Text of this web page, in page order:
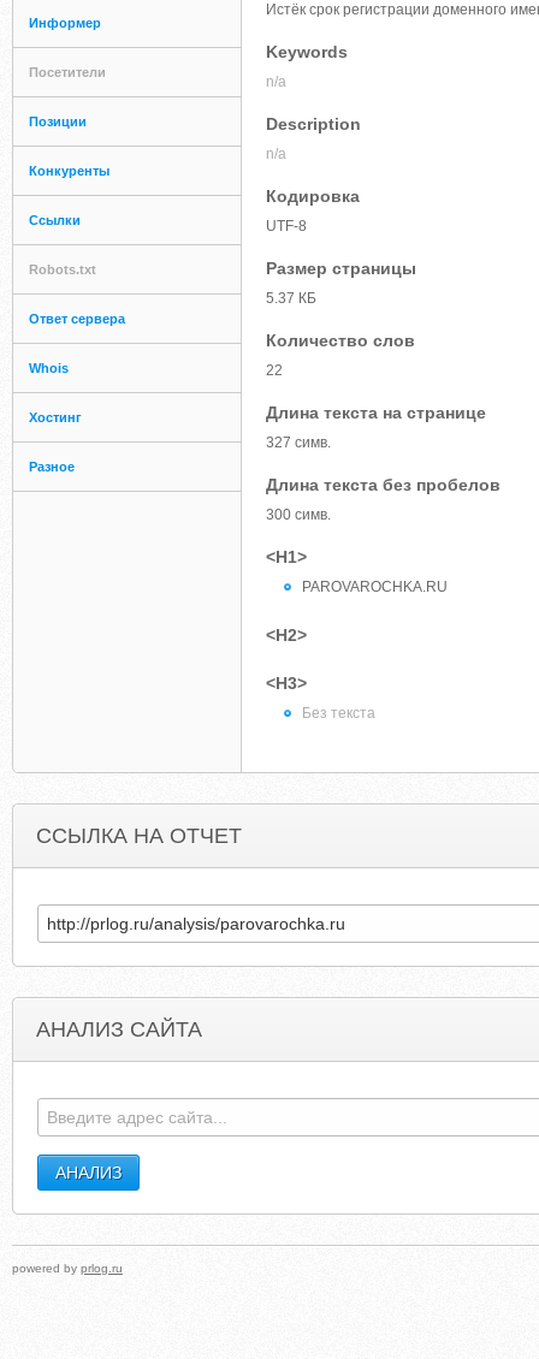
Информер
Посетители
Позиции
Конкуренты
Ссылки
Robots.txt
Ответ сервера
Whois
Хостинг
Разное
Истёк срок регистрации доменного
Keywords
n/a
Description
n/a
Кодировка
UTF-8
Размер страницы
5.37 КБ
Количество слов
22
Длина текста на странице
327 симв.
Длина текста без пробелов
300 симв.
<H1>
PAROVAROCHKA.RU
<H2>
<H3>
Без текста
ССЫЛКА НА ОТЧЕТ
АНАЛИЗ САЙТА
powered by prlog.ru